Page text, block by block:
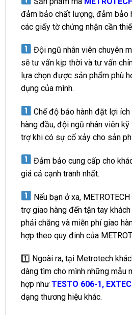
đảm bảo chất lượng, đảm bảo
các giấy tờ chứng nhận cần
Đội ngũ nhân viên chuyên
sẽ tư vấn kịp thời và tư vấn
lựa chọn được sản phẩm phù
dụng của mình.
Chế độ bảo hành đặt lợi ích
hàng đầu, đội ngũ nhân viên
trợ khi có sự cố xảy cho sản
Đảm bảo cung cấp cho
giá cả cạnh tranh nhất.
Nếu bạn ở xa,
trợ giao hàng đến tận tay
phải chăng và miễn phí giao
hợp theo quy đinh của
1️⃣ Ngoài ra, tại Metrotech
dàng tìm cho mình những mẫu
hợp như TESTO 606-1 ,
dạng thương hiệu khác.